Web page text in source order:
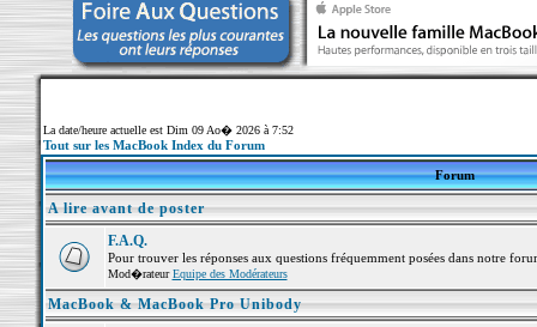
La date/heure actuelle est Dim 09 Ao� 2026 à 7:52
Tout sur les MacBook Index du Forum
Forum
A lire avant de poster
F.A.Q.
Pour trouver les réponses aux questions fréquemment posées dans notre
Mod�rateurEquipe des Modérateurs
MacBook & MacBook Pro Unibody